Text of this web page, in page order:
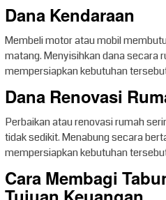
Dana Kendaraan
Membeli motor atau mobil
matang. Menyisihkan dana secara
mempersiapkan kebutuhan
Dana Renovasi
Perbaikan atau renovasi rumah
tidak sedikit. Menabung secara
mempersiapkan kebutuhan
Cara Membagi